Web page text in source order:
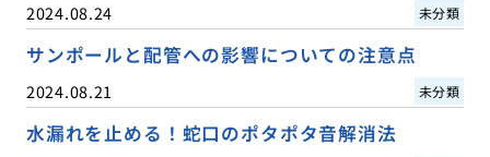
2024.08.24 未分類
サンポールと配管への影響についての注意点
2024.08.21 未分類
水漏れを止める！蛇口のポタポタ音解消法